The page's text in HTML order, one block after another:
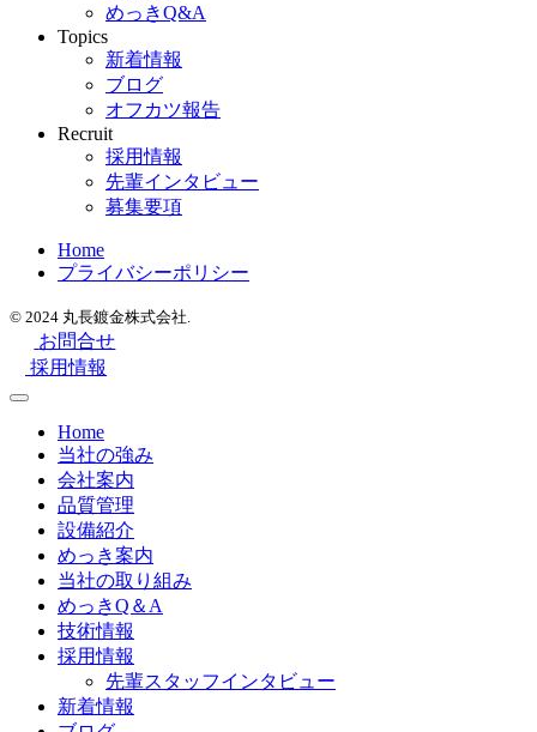
めっきQ&A
Topics
新着情報
ブログ
オフカツ報告
Recruit
採用情報
先輩インタビュー
募集要項
Home
プライバシーポリシー
© 2024 丸長鍍金株式会社.
お問合せ
採用情報
Home
当社の強み
会社案内
品質管理
設備紹介
めっき案内
当社の取り組み
めっきQ＆A
技術情報
採用情報
先輩スタッフインタビュー
新着情報